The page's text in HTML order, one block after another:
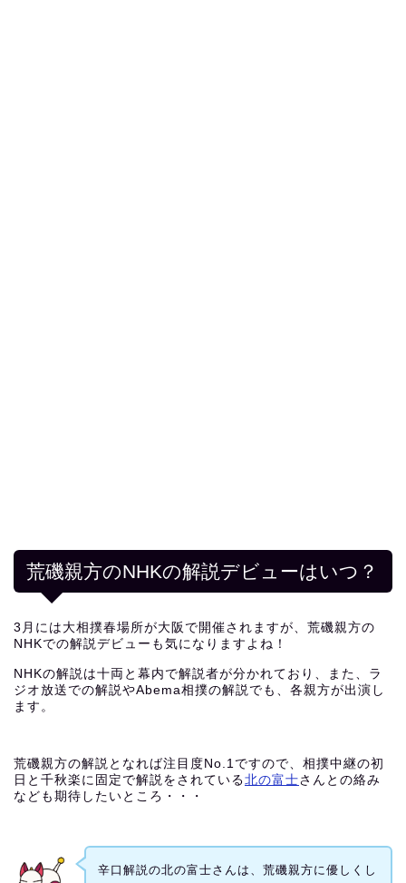
荒磯親方のNHKの解説デビューはいつ？
3月には大相撲春場所が大阪で開催されますが、荒磯親方の
NHKでの解説デビューも気になりますよね！
NHKの解説は十両と幕内で解説者が分かれており、また、ラ
ジオ放送での解説やAbema相撲の解説でも、各親方が出演し
ます。
荒磯親方の解説となれば注目度No.1ですので、相撲中継の初
日と千秋楽に固定で解説をされている北の富士さんとの絡み
なども期待したいところ・・・
辛口解説の北の富士さんは、荒磯親方に優しくし